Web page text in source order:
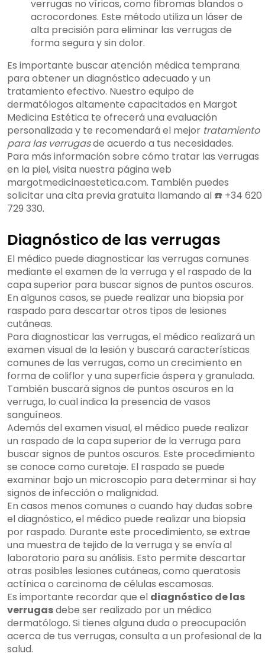
verrugas no víricas, como fibromas blandos o
acrocordones. Este método utiliza un láser de
alta precisión para eliminar las verrugas de
forma segura y sin dolor.
Es importante buscar atención médica temprana
para obtener un diagnóstico adecuado y un
tratamiento efectivo. Nuestro equipo de
dermatólogos altamente capacitados en Margot
Medicina Estética te ofrecerá una evaluación
personalizada y te recomendará el mejor tratamiento
para las verrugasde acuerdo a tus necesidades.
Para más información sobre cómo tratar las verrugas
en la piel, visita nuestra página web
margotmedicinaestetica.com. También puedes
solicitar una cita previa gratuita llamando al ☎️ +34 620
729 330.
Diagnóstico de las verrugas
El médico puede diagnosticar las verrugas comunes
mediante el examen de la verruga y el raspado de la
capa superior para buscar signos de puntos oscuros.
En algunos casos, se puede realizar una biopsia por
raspado para descartar otros tipos de lesiones
cutáneas.
Para diagnosticar las verrugas, el médico realizará un
examen visual de la lesión y buscará características
comunes de las verrugas, como un crecimiento en
forma de coliflor y una superficie áspera y granulada.
También buscará signos de puntos oscuros en la
verruga, lo cual indica la presencia de vasos
sanguíneos.
Además del examen visual, el médico puede realizar
un raspado de la capa superior de la verruga para
buscar signos de puntos oscuros. Este procedimiento
se conoce como curetaje. El raspado se puede
examinar bajo un microscopio para determinar si hay
signos de infección o malignidad.
En casos menos comunes o cuando hay dudas sobre
el diagnóstico, el médico puede realizar una biopsia
por raspado. Durante este procedimiento, se extrae
una muestra de tejido de la verruga y se envía al
laboratorio para su análisis. Esto permite descartar
otras posibles lesiones cutáneas, como queratosis
actínica o carcinoma de células escamosas.
Es importante recordar que el diagnóstico de las
verrugasdebe ser realizado por un médico
dermatólogo. Si tienes alguna duda o preocupación
acerca de tus verrugas, consulta a un profesional de la
salud.